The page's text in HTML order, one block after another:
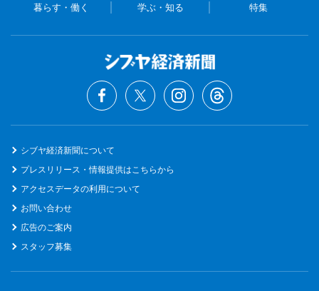
暮らす・働く 学ぶ・知る 特集
シブヤ経済新聞について
プレスリリース・情報提供はこちらから
アクセスデータの利用について
お問い合わせ
広告のご案内
スタッフ募集